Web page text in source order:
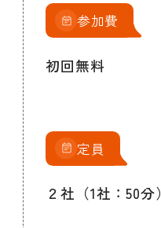
参加費
初回無料
定員
２社（1社：50分）